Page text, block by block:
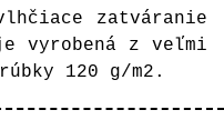
zatváranie
vyrobená z veľmi
120 g/m2.